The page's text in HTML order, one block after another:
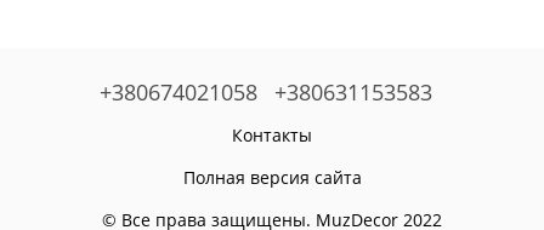
+380674021058 +380631153583
Контакты
Полная версия сайта
© Все права защищены. MuzDecor 2022